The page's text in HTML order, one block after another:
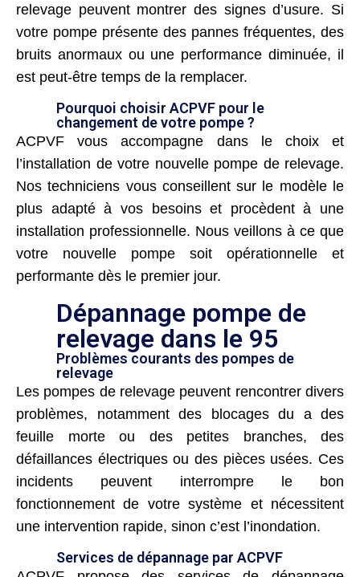
relevage peuvent montrer des signes d’usure. Si
votre pompe présente des pannes fréquentes, des
bruits anormaux ou une performance diminuée, il
est peut-être temps de la remplacer.
Pourquoi choisir ACPVF pour le
changement de votre pompe ?
ACPVF vous accompagne dans le choix et
l’installation de votre nouvelle pompe de relevage.
Nos techniciens vous conseillent sur le modèle le
plus adapté à vos besoins et procèdent à une
installation professionnelle. Nous veillons à ce que
votre nouvelle pompe soit opérationnelle et
performante dès le premier jour.
Dépannage pompe de
relevage dans le 95
Problèmes courants des pompes de
relevage
Les pompes de relevage peuvent rencontrer divers
problèmes, notamment des blocages du a des
feuille morte ou des petites branches, des
défaillances électriques ou des pièces usées. Ces
incidents peuvent interrompre le bon
fonctionnement de votre système et nécessitent
une intervention rapide, sinon c’est l’inondation.
Services de dépannage par ACPVF